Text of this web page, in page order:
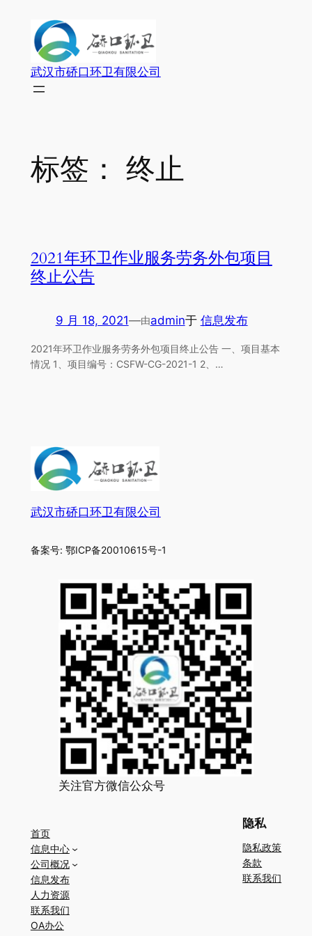
武汉市硚口环卫有限公司
标签： 终止
2021年环卫作业服务劳务外包项目
终止公告
9 月 18, 2021—由admin于 信息发布
2021年环卫作业服务劳务外包项目终止公告 一、项目基本
情况 1、项目编号：CSFW-CG-2021-1 2、…
武汉市硚口环卫有限公司
备案号: 鄂ICP备20010615号-1
关注官方微信公众号
首页
信息中心
公司概况
信息发布
人力资源
联系我们
OA办公
隐私
隐私政策
条款
联系我们